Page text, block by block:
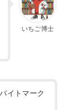
いちご博士
イトマーク